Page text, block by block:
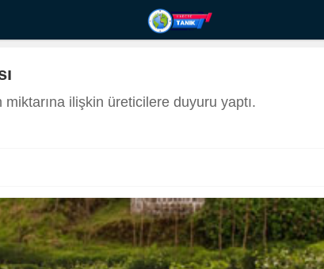
ilişkin üreticilere duyuru yaptı.